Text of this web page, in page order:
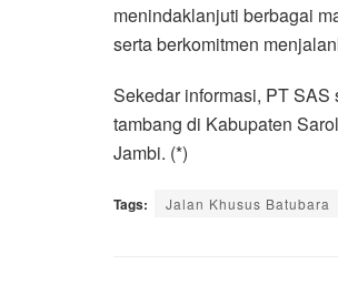
menindaklanjuti berbagai
serta berkomitmen
Sekedar informasi, PT
tambang di Kabupaten
Jambi. (*)
Tags: Jalan Khusus Batubara